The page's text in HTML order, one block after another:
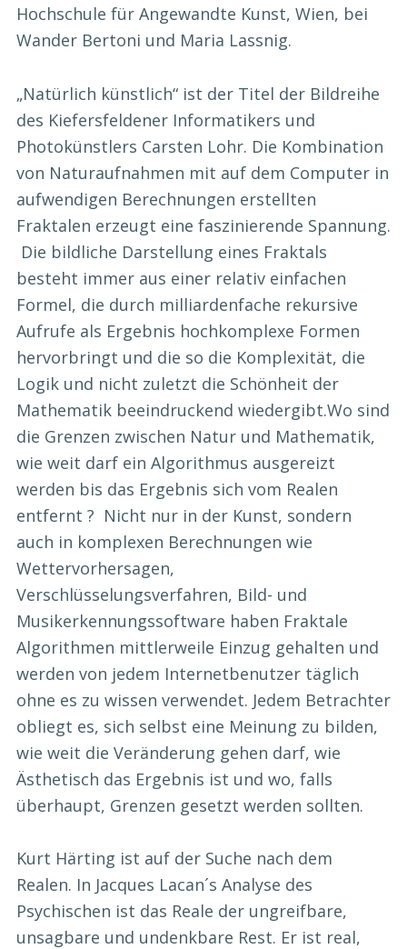
Hochschule für Angewandte Kunst, Wien, bei
Wander Bertoni und Maria Lassnig.
„Natürlich künstlich“ ist der Titel der Bildreihe
des Kiefersfeldener Informatikers und
Photokünstlers Carsten Lohr. Die Kombination
von Naturaufnahmen mit auf dem Computer in
aufwendigen Berechnungen erstellten
Fraktalen erzeugt eine faszinierende Spannung.
Die bildliche Darstellung eines Fraktals
besteht immer aus einer relativ einfachen
Formel, die durch milliardenfache rekursive
Aufrufe als Ergebnis hochkomplexe Formen
hervorbringt und die so die Komplexität, die
Logik und nicht zuletzt die Schönheit der
Mathematik beeindruckend wiedergibt.Wo sind
die Grenzen zwischen Natur und Mathematik,
wie weit darf ein Algorithmus ausgereizt
werden bis das Ergebnis sich vom Realen
entfernt ? Nicht nur in der Kunst, sondern
auch in komplexen Berechnungen wie
Wettervorhersagen,
Verschlüsselungsverfahren, Bild- und
Musikerkennungssoftware haben Fraktale
Algorithmen mittlerweile Einzug gehalten und
werden von jedem Internetbenutzer täglich
ohne es zu wissen verwendet. Jedem Betrachter
obliegt es, sich selbst eine Meinung zu bilden,
wie weit die Veränderung gehen darf, wie
Ästhetisch das Ergebnis ist und wo, falls
überhaupt, Grenzen gesetzt werden sollten.
Kurt Härting ist auf der Suche nach dem
Realen. In Jacques Lacan´s Analyse des
Psychischen ist das Reale der ungreifbare,
unsagbare und undenkbare Rest. Er ist real,